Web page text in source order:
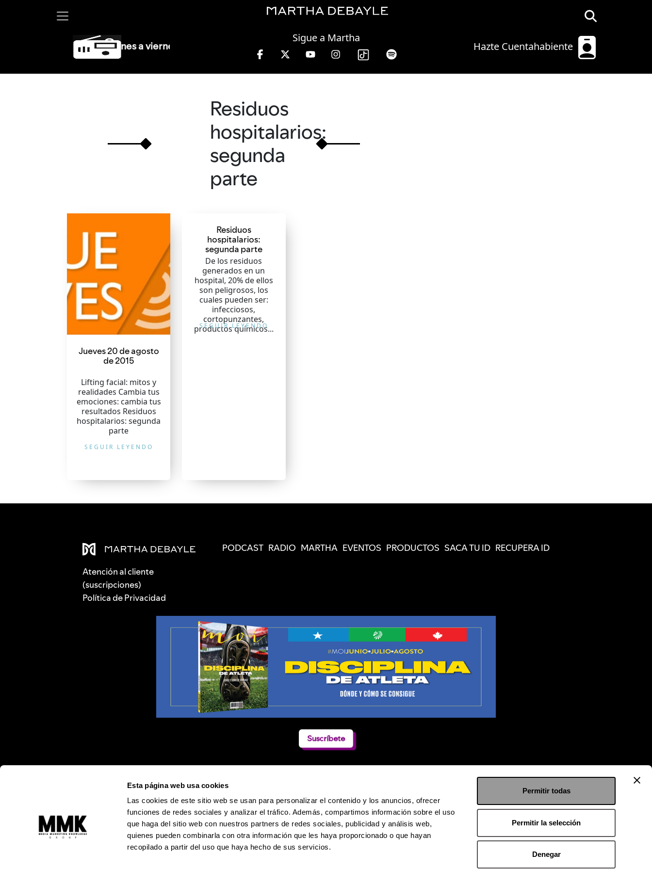
Esta página web usa cookies
Las cookies de este sitio web se usan para personalizar el contenido y los anuncios, ofrecer
funciones de redes sociales y analizar el tráfico. Además, compartimos información sobre el uso
que haga del sitio web con nuestros partners de redes sociales, publicidad y análisis web,
quienes pueden combinarla con otra información que les haya proporcionado o que hayan
recopilado a partir del uso que haya hecho de sus servicios.
Permitir todas
Permitir la selección
Denegar
Hazte Cuentahabiente
Sigue a Martha
Debayle en W, lunes a viernes de 10 a 13 hrs.
Residuos
hospitalarios:
segunda
parte
Jueves 20 de agosto
de 2015
Lifting facial: mitos y
realidades Cambia tus
emociones: cambia tus
resultados Residuos
hospitalarios: segunda
parte
SEGUIR LEYENDO
Residuos
hospitalarios:
segunda parte
De los residuos
generados en un
hospital, 20% de ellos
son peligrosos, los
cuales pueden ser:
infecciosos,
cortopunzantes,
productos químicos...
SEGUIR LEYENDO
Atención al cliente
(suscripciones)
Política de Privacidad
PODCAST RADIO MARTHA EVENTOS PRODUCTOS SACA TU ID RECUPERA ID
Suscríbete